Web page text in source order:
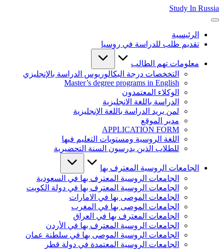
التجاوز
إلى
Study In Russia
الدراســـة
روســـيا,
دعوة
للدراسة
الرئيسية
تقديم طلب للدراسة في روسيا
معلومات تهم الطالب
التخخصات درجة البكالوريوس الدراسة بالإنجليزي
Master’s degree programs in English
الوكلاء المعتمدون
الدراسة باللغة الانجليزية
لمن يريد الدراسة باللغة الإنجليزية
مدير الموقع
APPLICATION FORM
اللغة الروسية ومستويات التعليم فيها
للطلاب الذين يدرسون السنة التحضيرية
الجامعات الروسية المعترف بها
الجامعات الروسية المعترف بها في السعودية
الجامعات الروسية المعترف بها في دولة الكويت
الجامعات الموصى بها في الامارات
الجامعات الموصى بها في المغرب
الجامعات المعترف بها في العراق
الجامعات الروسية المعترف بها في الأردن
الجامعات الروسية الموصى بها في سلطنة عمان
الجامعات الروسية المعتمدة في دولة قطر